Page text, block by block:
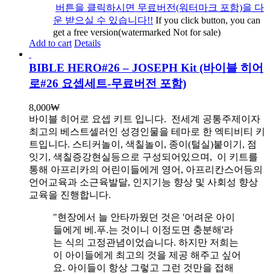
버튼을 클릭하시면 무료버전(워터마크 포함)을 다
운 받으실 수 있습니다!! If you click button, you can
get a free version(watermarked Not for sale)
Add to cart Details
BIBLE HERO#26 – JOSEPH Kit (바이블 히어
로#26 요셉세트-무료버전 포함)
8,000₩
바이블 히어로 요셉 키트 입니다. 전세계 공통주제이자
최고의 베스트셀러인 성경인물을 테마로 한 엑티비티 키
트입니다. 스티커놀이, 색칠놀이, 종이(털실)붙이기, 점
잇기, 색칠증강현실등으로 구성되어있으며, 이 키트를
통해 아프리카의 어린이들에게 영어, 아프리칸스어등의
언어교육과 소근육발달, 인지기능 향상 및 사회성 향상
교육을 진행합니다.
"현장에서 늘 안타까웠던 것은 '어려운 아이
들에게 베.푸.는 것이니 이정도면 충분해'라
는 식의 고정관념이었습니다. 하지만 저희는
이 아이들에게 최고의 것을 제공 해주고 싶어
요. 아이들이 항상 그렇고 그런 것만을 접해